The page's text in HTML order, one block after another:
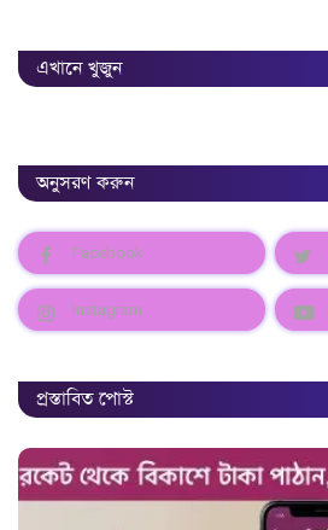
এখানে খুজুন
অনুসরণ করুন
Facebook
Instagram
প্রস্তাবিত পোস্ট